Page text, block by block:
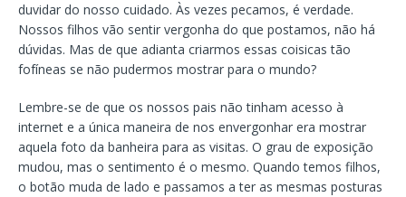
duvidar do nosso cuidado. Às vezes pecamos, é verdade.
Nossos filhos vão sentir vergonha do que postamos, não há
dúvidas. Mas de que adianta criarmos essas coisicas tão
fofíneas se não pudermos mostrar para o mundo?
Lembre-se de que os nossos pais não tinham acesso à
internet e a única maneira de nos envergonhar era mostrar
aquela foto da banheira para as visitas. O grau de exposição
mudou, mas o sentimento é o mesmo. Quando temos filhos,
o botão muda de lado e passamos a ter as mesmas posturas